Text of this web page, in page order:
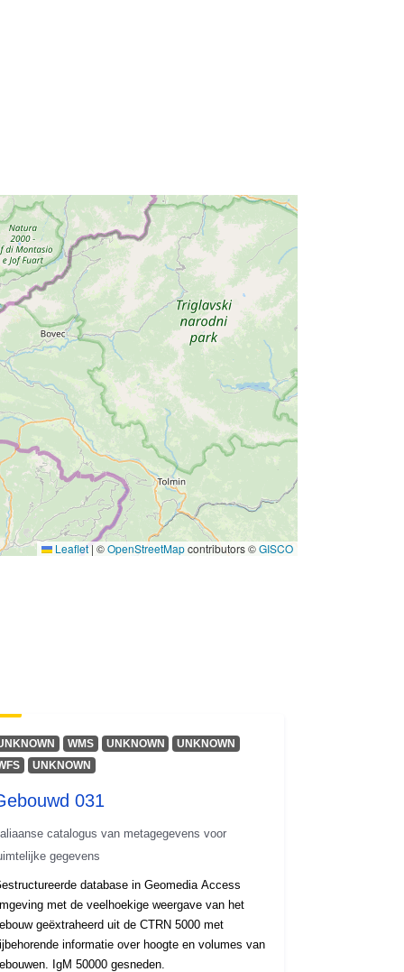
Leaflet | ©OpenStreetMapcontributors ©GISCO
WMS UNKNOWN
UNKNOWN
UNKNOWN
031
catalogus van metagegevens voor
gegevens
database in Geomedia Access
met de veelhoekige weergave van het
geëxtraheerd uit de CTRN 5000 met
informatie over hoogte en volumes van
IgM 50000 gesneden.